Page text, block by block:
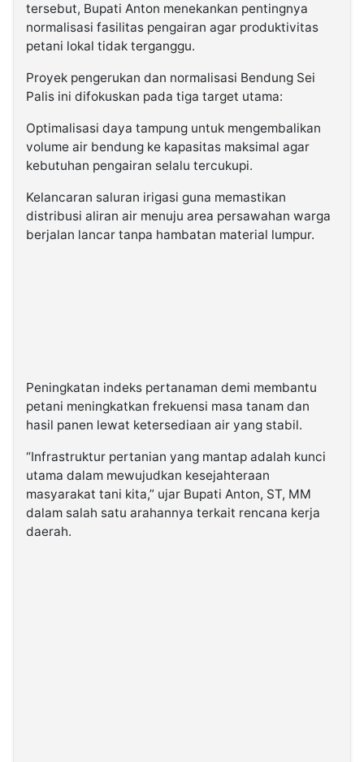
tersebut, Bupati Anton menekankan pentingnya
normalisasi fasilitas pengairan agar produktivitas
petani lokal tidak terganggu.
Proyek pengerukan dan normalisasi Bendung Sei
Palis ini difokuskan pada tiga target utama:
Optimalisasi daya tampung untuk mengembalikan
volume air bendung ke kapasitas maksimal agar
kebutuhan pengairan selalu tercukupi.
Kelancaran saluran irigasi guna memastikan
distribusi aliran air menuju area persawahan warga
berjalan lancar tanpa hambatan material lumpur.
Peningkatan indeks pertanaman demi membantu
petani meningkatkan frekuensi masa tanam dan
hasil panen lewat ketersediaan air yang stabil.
“Infrastruktur pertanian yang mantap adalah kunci
utama dalam mewujudkan kesejahteraan
masyarakat tani kita,” ujar Bupati Anton, ST, MM
dalam salah satu arahannya terkait rencana kerja
daerah.